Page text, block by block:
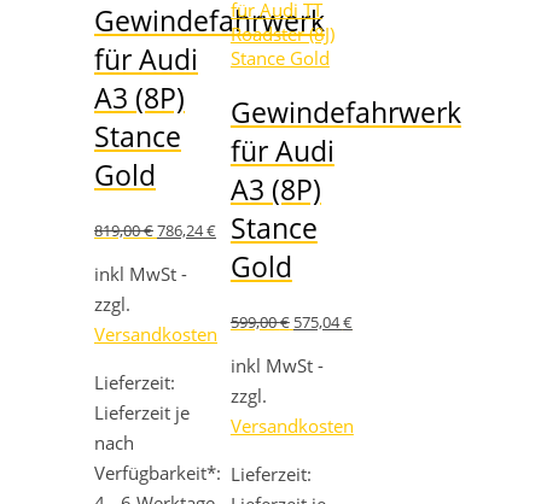
Gewindefahrwerk
für Audi
A3 (8P)
Stance
Gold
819,00€Ursprünglicher
war:
786,24€Aktueller
Preis
ist:
inkl MwSt -
zzgl.
Versandkosten
Lieferzeit:
Lieferzeit je
nach
Verfügbarkeit*:
Gewindefahrwerk
für Audi
A3 (8P)
Stance
Gold
599,00€ Ursprünglicher
war:
575,04€Aktueller
inkl MwSt -
zzgl.
Versandkosten
Lieferzeit: